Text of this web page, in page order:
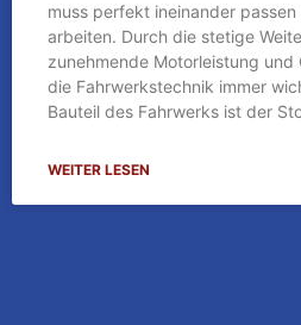
muss perfekt ineinander
arbeiten. Durch die stetige
zunehmende Motorleistung
die Fahrwerkstechnik immer
Bauteil des Fahrwerks ist der
WEITER LESEN